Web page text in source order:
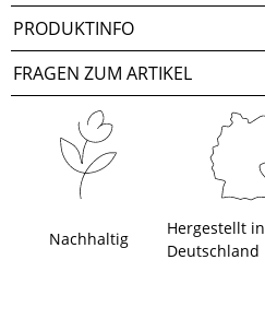
PRODUKTINFO
FRAGEN ZUM ARTIKEL
Nachhaltig
Hergestellt in
Deutschland